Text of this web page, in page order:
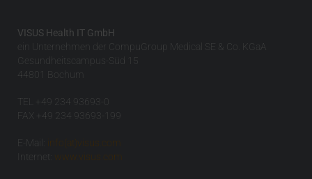
VISUS Health IT GmbH
ein Unternehmen der CompuGroup Medical SE & Co. KGaA
Gesundheitscampus-Süd 15
44801 Bochum
TEL +49 234 93693-0
FAX +49 234 93693-199
E-Mail:
info(at)visus.com
Internet:
www.visus.com